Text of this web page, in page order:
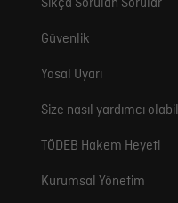
Güvenlik
Yasal Uyarı
Size nasıl yardımcı
TÖDEB Hakem Heyeti
Kurumsal Yönetim